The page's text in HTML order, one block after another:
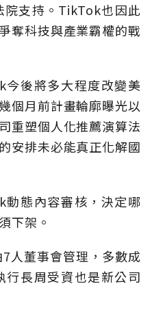
支持。TikTok也因此
奪科技與產業霸權的戰
後將多大程度改變美
個月前計畫輪廓曝光以
重塑個人化推薦演算法
安排未必能真正化解國
態內容審核，決定哪
下架。
人董事會管理，多數成
長周受資也是新公司